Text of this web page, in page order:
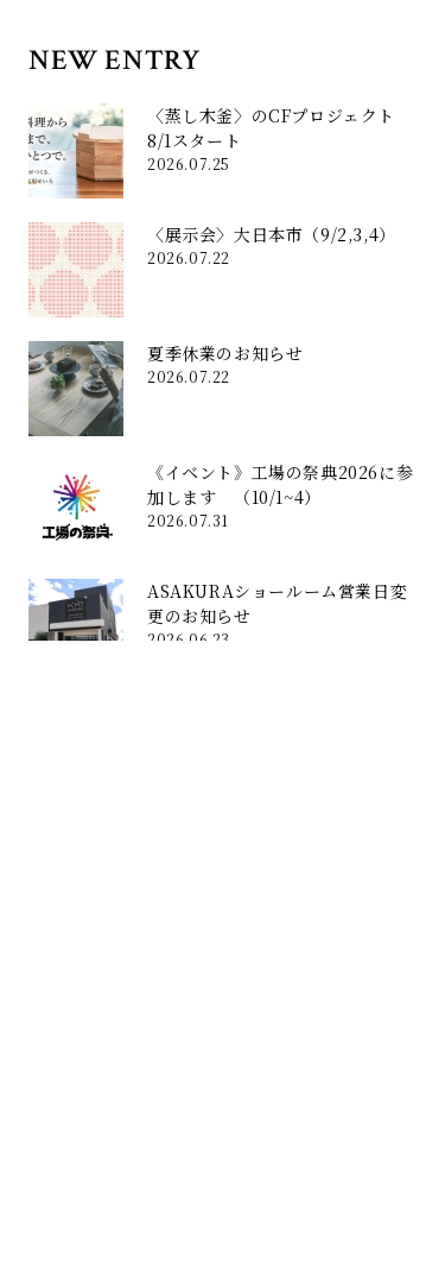
NEW ENTRY
〈蒸し木釜〉のCFプロジェクト
8/1スタート
2026.07.25
〈展示会〉大日本市（9/2,3,4）
2026.07.22
夏季休業のお知らせ
2026.07.22
《イベント》工場の祭典2026に参
加します （10/1~4）
2026.07.31
ASAKURAショールーム営業日変
更のお知らせ
2026.06.23